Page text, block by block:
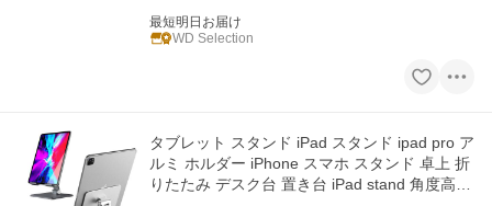
最短明日お届け
WD Selection
タブレット スタンド iPad スタンド ipad pro ア
ルミ ホルダー iPhone スマホ スタンド 卓上 折
りたたみ デスク台 置き台 iPad stand 角度高さ